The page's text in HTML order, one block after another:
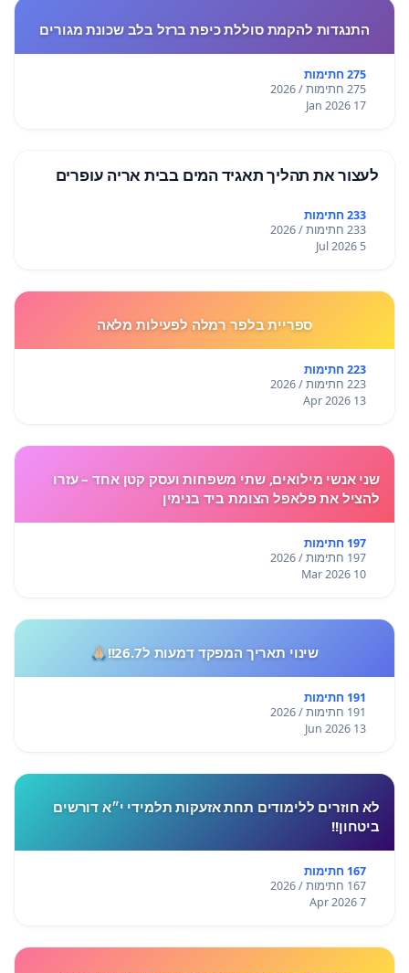
התנגדות להקמת סוללת כיפת ברזל בלב שכונת מגורים
275 חתימות
275 חתימות / 2026
17 Jan 2026
לעצור את תהליך תאגיד המים בבית אריה עופרים
233 חתימות
233 חתימות / 2026
5 Jul 2026
ספריית בלפר רמלה לפעילות מלאה
223 חתימות
223 חתימות / 2026
13 Apr 2026
שני אנשי מילואים, שתי משפחות ועסק קטן אחד – עזרו
להציל את פלאפל הצומת ביד בנימין
197 חתימות
197 חתימות / 2026
10 Mar 2026
שינוי תאריך המפקד דמעות ל26.7!!🙏🏼
191 חתימות
191 חתימות / 2026
13 Jun 2026
לא חוזרים ללימודים תחת אזעקות תלמידי י״א דורשים
ביטחון!!
167 חתימות
167 חתימות / 2026
7 Apr 2026